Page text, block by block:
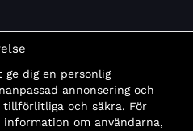
dig en personlig
annonsering och
och säkra. För
om användarna,